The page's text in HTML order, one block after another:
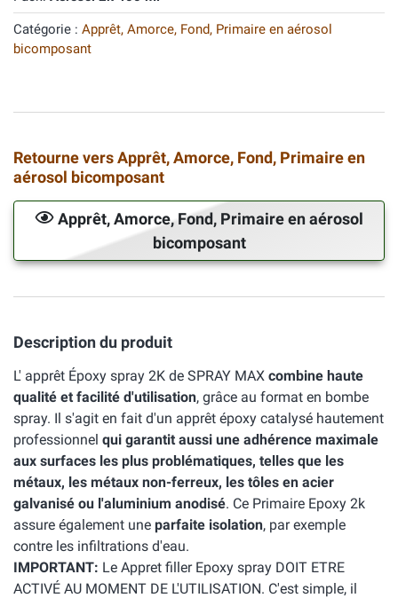
Catégorie : Apprêt, Amorce, Fond, Primaire en aérosol
bicomposant
Retourne vers Apprêt, Amorce, Fond, Primaire en
aérosol bicomposant
Apprêt, Amorce, Fond, Primaire en aérosol
bicomposant
Description du produit
L' apprêt Époxy spray 2K de SPRAY MAX combine haute
qualité et facilité d'utilisation, grâce au format en bombe
spray. Il s'agit en fait d'un apprêt époxy catalysé hautement
professionnel qui garantit aussi une adhérence maximale
aux surfaces les plus problématiques, telles que les
métaux, les métaux non-ferreux, les tôles en acier
galvanisé ou l'aluminium anodisé. Ce Primaire Epoxy 2k
assure également une parfaite isolation, par exemple
contre les infiltrations d'eau.
IMPORTANT: Le Appret filler Epoxy spray DOIT ETRE
ACTIVÉ AU MOMENT DE L'UTILISATION. C'est simple, il